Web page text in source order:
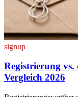
signup
Registrierung
Vergleich 2026